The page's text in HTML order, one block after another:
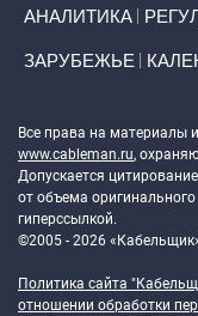
АНАЛИТИКА
ЗАРУБЕЖЬЕ
Все права на материалы
www.cableman.ru,
Допускается
от объема
гиперссылкой.
©2005 - 2026
Политика сайта
отношении обработки